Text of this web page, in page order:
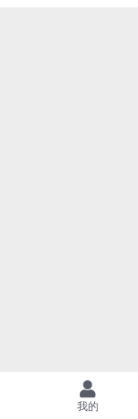
我的